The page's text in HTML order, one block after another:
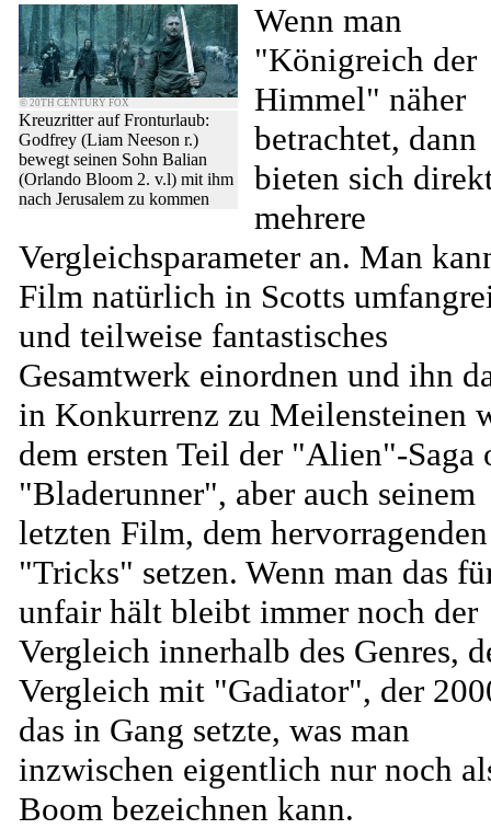
© 20TH CENTURY FOX
Kreuzritter auf Fronturlaub:
Godfrey (Liam Neeson r.)
bewegt seinen Sohn Balian
(Orlando Bloom 2. v.l) mit ihm
nach Jerusalem zu kommen
Wenn man
"Königreich der
Himmel" näher
betrachtet, dann
bieten sich
mehrere
Vergleichsparameter an. Man
Film natürlich in Scotts
und teilweise fantastisches
Gesamtwerk einordnen und ihn
in Konkurrenz zu Meilensteinen
dem ersten Teil der "Alien"-Saga
"Bladerunner", aber auch seinem
letzten Film, dem hervorragenden
"Tricks" setzen. Wenn man das
unfair hält bleibt immer noch der
Vergleich innerhalb des Genres,
Vergleich mit "Gadiator", der
das in Gang setzte, was man
inzwischen eigentlich nur noch
Boom bezeichnen kann.